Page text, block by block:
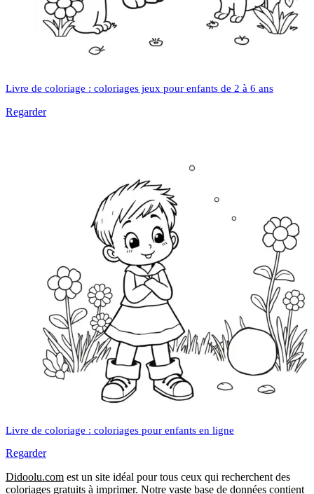
Livre de coloriage : coloriages jeux pour enfants de 2 à 6 ans
Regarder
Livre de coloriage : coloriages pour enfants en ligne
Regarder
Didoolu.com est un site idéal pour tous ceux qui recherchent des
coloriages gratuits à imprimer. Notre vaste base de données contient